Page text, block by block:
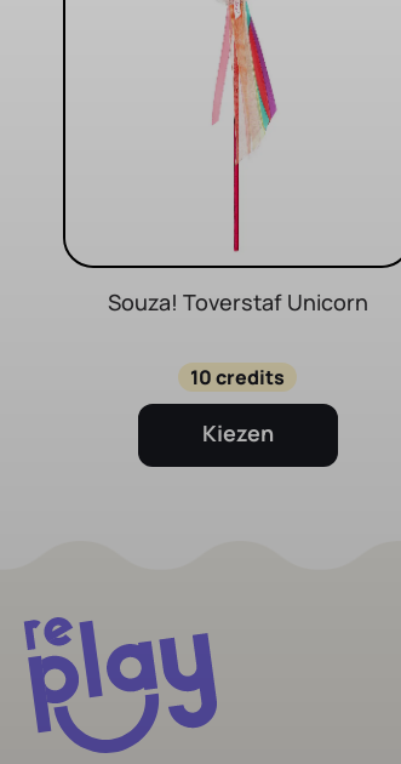
Souza! Toverstaf Unicorn
10 credits
Kiezen